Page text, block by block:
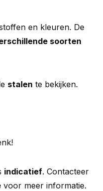
en kleuren. De
soorten
stalen te bekijken.
indicatief. Contacteer
voor meer informatie.